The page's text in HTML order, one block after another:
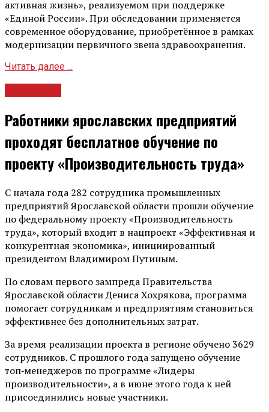
активная жизнь», реализуемом при поддержке
«Единой России». При обследовании применяется
современное оборудование, приобретённое в рамках
модернизации первичного звена здравоохранения.
Читать далее ...
Работники ярославских предприятий
проходят бесплатное обучение по
проекту «Производительность труда»
С начала года 282 сотрудника промышленных
предприятий Ярославской области прошли обучение
по федеральному проекту «Производительность
труда», который входит в нацпроект «Эффективная и
конкурентная экономика», инициированный
президентом Владимиром Путиным.
По словам первого зампреда Правительства
Ярославской области Дениса Хохрякова, программа
помогает сотрудникам и предприятиям становиться
эффективнее без дополнительных затрат.
За время реализации проекта в регионе обучено 3629
сотрудников. С прошлого года запущено обучение
топ‑менеджеров по программе «Лидеры
производительности», а в июне этого года к ней
присоединились новые участники.